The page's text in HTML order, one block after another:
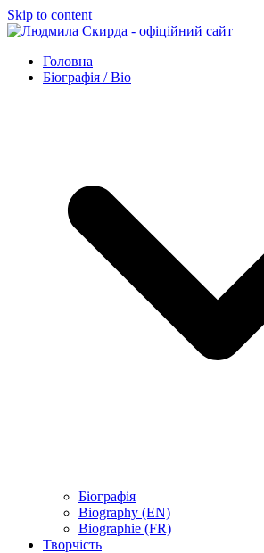
Skip to content
Головна
Біографія / Bio
Біографія
Biography (EN)
Biographie (FR)
Творчість